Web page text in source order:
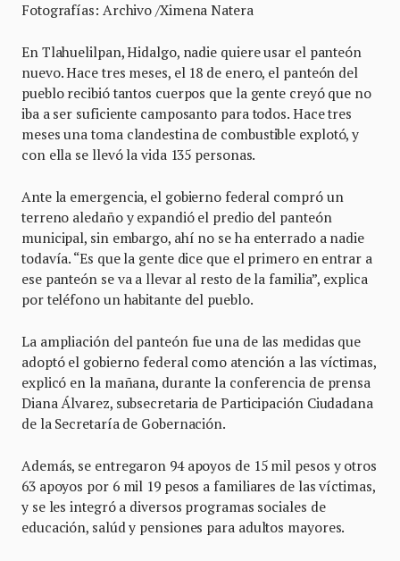
Fotografías: Archivo /Ximena Natera
En Tlahuelilpan, Hidalgo, nadie quiere usar el panteón
nuevo. Hace tres meses, el 18 de enero, el panteón del
pueblo recibió tantos cuerpos que la gente creyó que no
iba a ser suficiente camposanto para todos. Hace tres
meses una toma clandestina de combustible explotó, y
con ella se llevó la vida 135 personas.
Ante la emergencia, el gobierno federal compró un
terreno aledaño y expandió el predio del panteón
municipal, sin embargo, ahí no se ha enterrado a nadie
todavía. “Es que la gente dice que el primero en entrar a
ese panteón se va a llevar al resto de la familia”, explica
por teléfono un habitante del pueblo.
La ampliación del panteón fue una de las medidas que
adoptó el gobierno federal como atención a las víctimas,
explicó en la mañana, durante la conferencia de prensa
Diana Álvarez, subsecretaria de Participación Ciudadana
de la Secretaría de Gobernación.
Además, se entregaron 94 apoyos de 15 mil pesos y otros
63 apoyos por 6 mil 19 pesos a familiares de las víctimas,
y se les integró a diversos programas sociales de
educación, salúd y pensiones para adultos mayores.